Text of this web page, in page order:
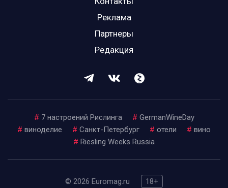
Реклама
Партнеры
Редакция
# 7 настроений Рислинга # GermanWineDay
# виноделие # Санкт-Петербург # отели # вино
# Riesling Weeks Russia
© 2026 Euromag.ru 18+